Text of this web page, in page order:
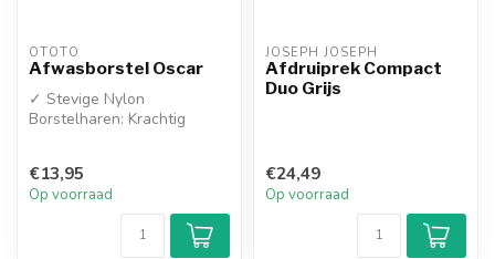
OTOTO
Afwasborstel Oscar
✓ Stevige Nylon
Borstelharen: Krachtig
€13,95
Op voorraad
JOSEPH JOSEPH
Afdruiprek Compact
Duo Grijs
€24,49
Op voorraad